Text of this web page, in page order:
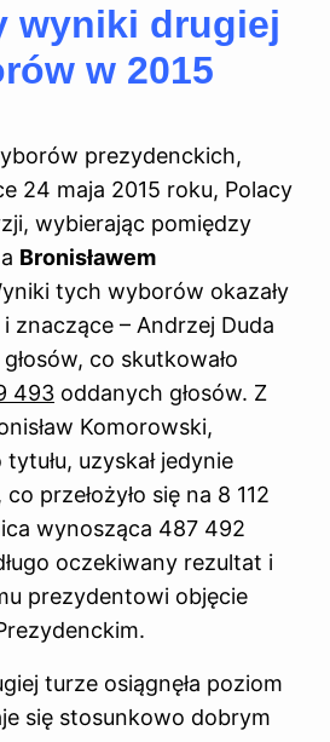
wyniki drugiej
w 2015
prezydenckich,
24 maja 2015 roku, Polacy
wybierając pomiędzy
a Bronisławem
tych wyborów okazały
znaczące – Andrzej Duda
co skutkowało
493 oddanych głosów. Z
Komorowski,
uzyskał jedynie
przełożyło się na 8 112
wynosząca 487 492
oczekiwany rezultat i
prezydentowi objęcie
turze osiągnęła poziom
się stosunkowo dobrym